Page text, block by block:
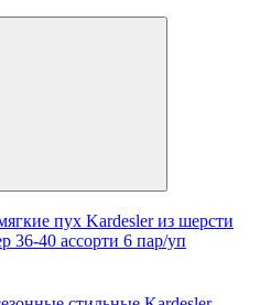
пух Kardesler из шерсти
36-40 ассорти 6 пар/уп